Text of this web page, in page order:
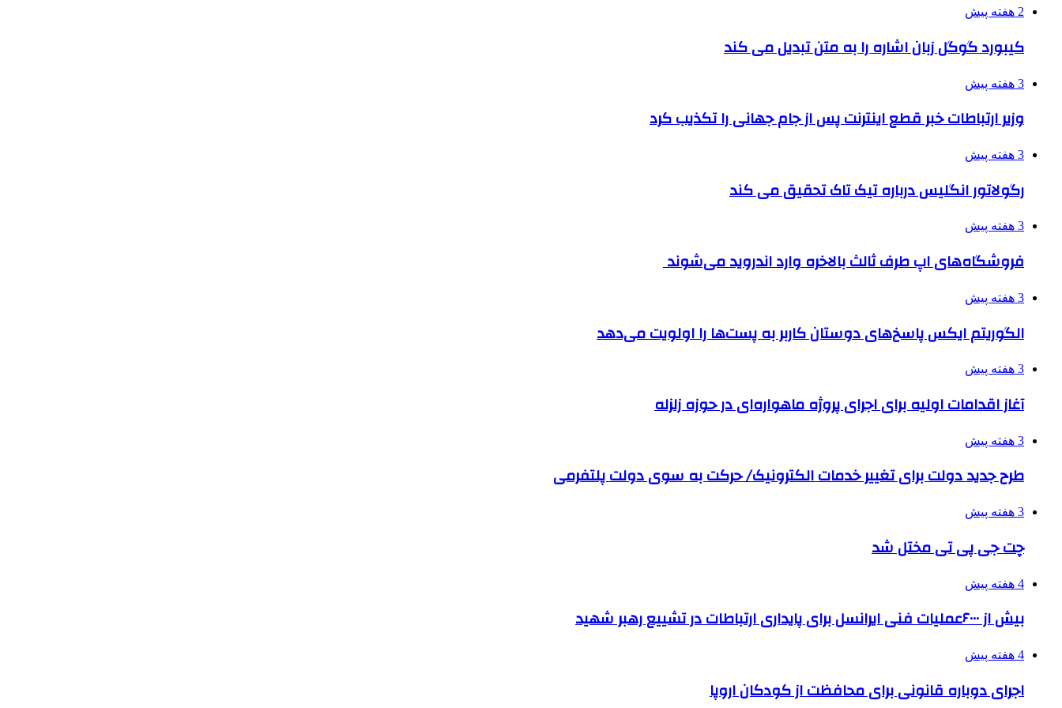
2 هفته پیش
کیبورد گوگل زبان اشاره را به متن تبدیل می کند
3 هفته پیش
وزیر ارتباطات خبر قطع اینترنت پس از جام جهانی را تکذیب کرد
3 هفته پیش
رگولاتور انگلیس درباره تیک تاک تحقیق می کند
3 هفته پیش
فروشگاه‌های اپ طرف ثالث بالاخره وارد اندروید می‌شوند
3 هفته پیش
الگوریتم ایکس پاسخ‌های دوستان کاربر به پست‌ها را اولویت می‌دهد
3 هفته پیش
آغاز اقدامات اولیه برای اجرای پروژه ماهواره‌ای در حوزه زلزله
3 هفته پیش
طرح جدید دولت برای تغییر خدمات الکترونیک/ حرکت به سوی دولت پلتفرمی
3 هفته پیش
چت جی پی تی مختل شد
4 هفته پیش
بیش از ۶۰۰۰عملیات فنی ایرانسل برای پایداری ارتباطات در تشییع رهبر شهید
4 هفته پیش
اجرای دوباره قانونی برای محافظت از کودکان اروپا